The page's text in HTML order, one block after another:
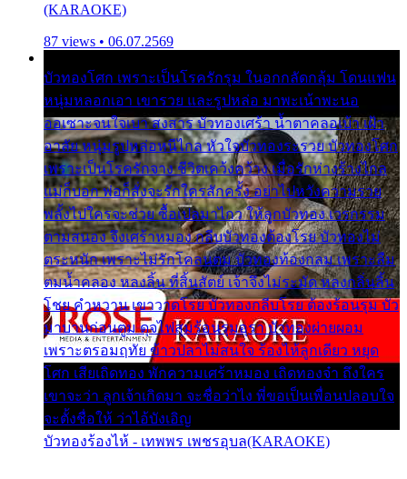
(KARAOKE)
87 views • 06.07.2569
บัวทองโศก เพราะเป็นโรครักรุม ในอกกลัดกลุ้ม โดนแฟน
หนุ่มหลอกเอา เขารวย และรูปหล่อ มาพะเน้าพะนอ
ออเซาะจนใจเบา สงสาร บัวทองเศร้า น้ำตาคลอเบ้า เฝ้า
อาลัย หนุ่มรูปหล่อหนีไกล หัวใจบัวทองระรวย บัวทองโศก
เพราะเป็นโรครักจาง ชีวิตเคว้งคว้าง เมื่อรักห่างร้างไกล
แม่ก็บอก พ่อก็สั่งจะรักใครสักครั้ง อย่าไปหวังความรวย
พลั้งไปใครจะช่วย ซื้อเปลมาไกว ให้ลูกบัวทอง เวรกรรม
ตามสนอง จึงเศร้าหมอง กลีบบัวทองต้องโรย บัวทองไม่
ตระหนัก เพราะไม่รักโคลนตม บัวทองท้องกลม เพราะลืม
ตมน้ำคลอง หลงลิ้น ที่สิ้นสัตย์ เจ้าจึงไม่ระมัด หลงกลิ่นลิ้น
โชย คำหวาน เขาวาดโรย บัวทองกลีบโรย ต้องร้อนรุม บัว
มาบานก่อนตูม ดุจไฟสุมร้อนรุมอุรา บัวทองผ่ายผอม
เพราะตรอมฤทัย ข้าวปลาไม่สนใจ ร้องไห้ลูกเดียว หยุด
โศก เสียเถิดทอง พักความเศร้าหมอง เถิดทองจ๋า ถึงใคร
เขาจะว่า ลูกเจ้าเกิดมา จะชื่อว่าไง พี่ขอเป็นเพื่อนปลอบใจ
จะตั้งชื่อให้ ว่าไอ้บังเอิญ
บัวทองร้องไห้ - เทพพร เพชรอุบล(KARAOKE)